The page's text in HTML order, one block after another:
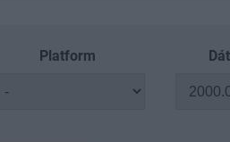
Platform